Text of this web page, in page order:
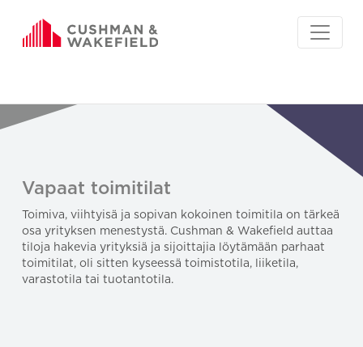
Vapaat toimitilat
Toimiva, viihtyisä ja sopivan kokoinen toimitila on tärkeä
osa yrityksen menestystä. Cushman & Wakefield auttaa
tiloja hakevia yrityksiä ja sijoittajia löytämään parhaat
toimitilat, oli sitten kyseessä toimistotila, liiketila,
varastotila tai tuotantotila.